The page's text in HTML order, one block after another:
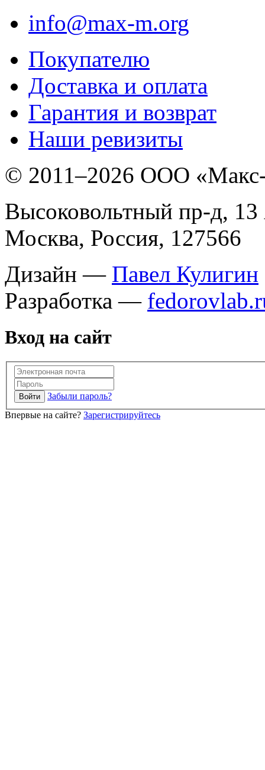
info@max-m.org
Покупателю
Доставка и оплата
Гарантия и возврат
Наши ревизиты
© 2011–2026 ООО
Высоковольтный пр-д,
Москва, Россия, 127566
Дизайн — Павел Кулигин
Разработка —
Вход на сайт
Забыли пароль?
Впервые на сайте? Зарегистрируйтесь